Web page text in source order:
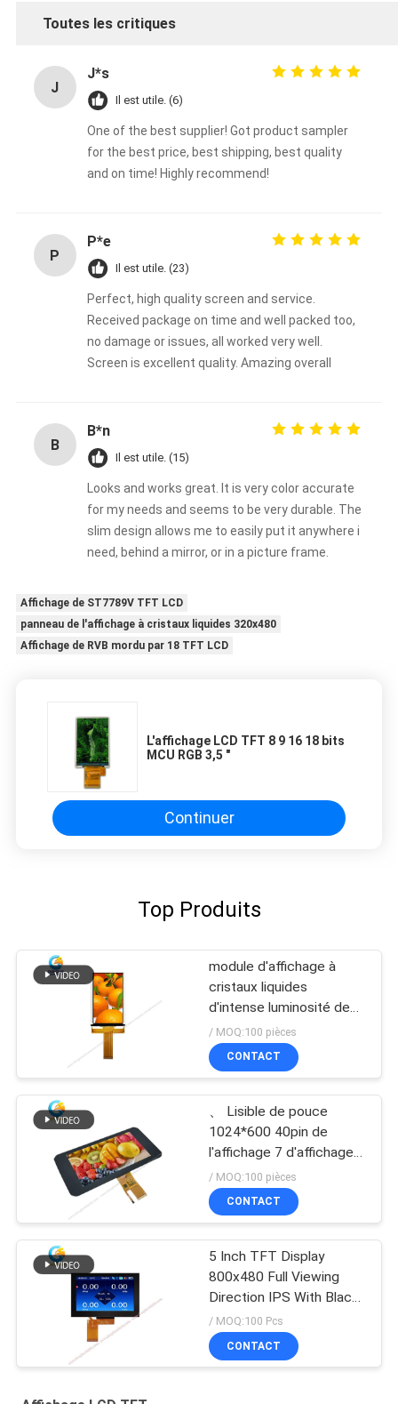
Toutes les critiques
J
J*s
Il est utile. (6)
One of the best supplier! Got product sampler
for the best price, best shipping, best quality
and on time! Highly recommend!
P
P*e
Il est utile. (23)
Perfect, high quality screen and service.
Received package on time and well packed too,
no damage or issues, all worked very well.
Screen is excellent quality. Amazing overall
B
B*n
Il est utile. (15)
Looks and works great. It is very color accurate
for my needs and seems to be very durable. The
slim design allows me to easily put it anywhere i
need, behind a mirror, or in a picture frame.
Affichage de ST7789V TFT LCD
panneau de l'affichage à cristaux liquides 320x480
Affichage de RVB mordu par 18 TFT LCD
L'affichage LCD TFT 8 9 16 18 bits
MCU RGB 3,5 "
Continuer
Top Produits
module d'affichage à
cristaux liquides
d'intense luminosité de
5,0 mini d'IPS TFT de
pouce lentes de
l'affichage 2000
/ MOQ:100 pièces
CONTACT
、 Lisible de pouce
1024*600 40pin de
l'affichage 7 d'affichage à
cristaux liquides de
lumière du soleil
d'interface de RVB
/ MOQ:100 pièces
CONTACT
5 Inch TFT Display
800x480 Full Viewing
Direction IPS With Black
Glass Cover
/ MOQ:100 Pcs
CONTACT